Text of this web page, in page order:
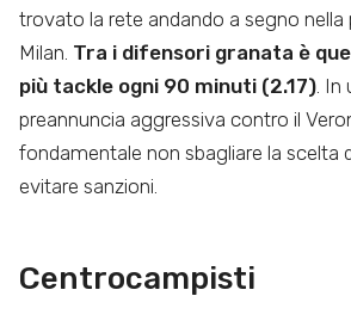
trovato la rete andando a segno
Milan. Tra i difensori granata è
più tackle ogni 90 minuti (2.17). In
preannuncia aggressiva contro il
fondamentale non sbagliare la scelta
evitare sanzioni.
Centrocampisti